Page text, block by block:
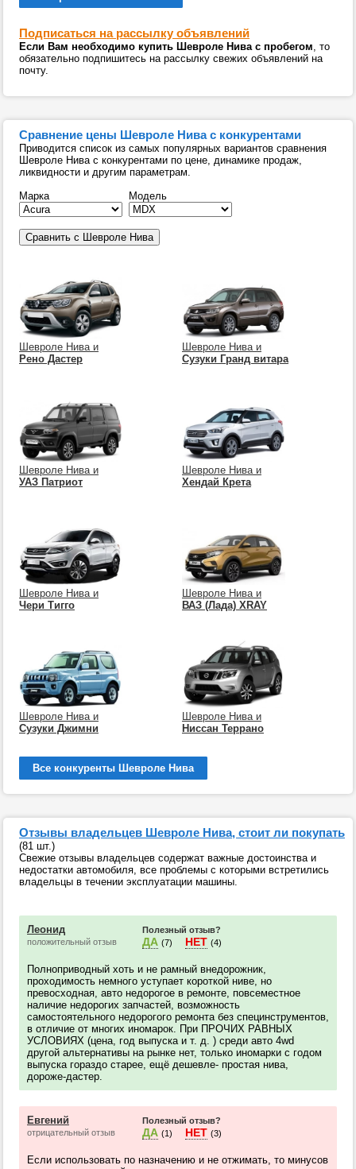
Подписаться на рассылку объявлений
Если Вам необходимо купить Шевроле Нива с пробегом, то
обязательно подпишитесь на рассылку свежих объявлений на
почту.
Сравнение цены Шевроле Нива с конкурентами
Приводится список из самых популярных вариантов сравнения
Шевроле Нива с конкурентами по цене, динамике продаж,
ликвидности и другим параметрам.
Марка
Модель
Шевроле Нива и
Рено Дастер
Шевроле Нива и
Сузуки Гранд витара
Шевроле Нива и
УАЗ Патриот
Шевроле Нива и
Хендай Крета
Шевроле Нива и
Чери Тигго
Шевроле Нива и
ВАЗ (Лада) XRAY
Шевроле Нива и
Сузуки Джимни
Шевроле Нива и
Ниссан Террано
Все конкуренты Шевроле Нива
Отзывы владельцев Шевроле Нива, стоит ли покупать
(81 шт.)
Свежие отзывы владельцев содержат важные достоинства и
недостатки автомобиля, все проблемы с которыми встретились
владельцы в течении эксплуатации машины.
Леонид
положительный отзыв
Полезный отзыв?
ДА (7) НЕТ (4)
Полноприводный хоть и не рамный внедорожник,
проходимость немного уступает короткой ниве, но
превосходная, авто недорогое в ремонте, повсеместное
наличие недорогих запчастей, возможность
самостоятельного недорогого ремонта без специнструментов,
в отличие от многих иномарок. При ПРОЧИХ РАВНЫХ
УСЛОВИЯХ (цена, год выпуска и т. д. ) среди авто 4wd
другой альтернативы на рынке нет, только иномарки с годом
выпуска гораздо старее, ещё дешевле- простая нива,
дороже-дастер.
Евгений
отрицательный отзыв
Полезный отзыв?
ДА (1) НЕТ (3)
Если использовать по назначению и не отжимать, то минусов